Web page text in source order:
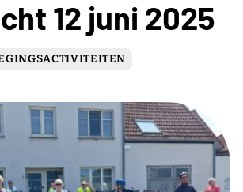
12 juni 2025